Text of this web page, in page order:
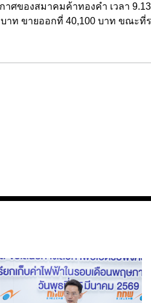
ศของสมาคมค้าทองคำ เวลา
าท ขายออกที่ 40,100 บาท ขณะ